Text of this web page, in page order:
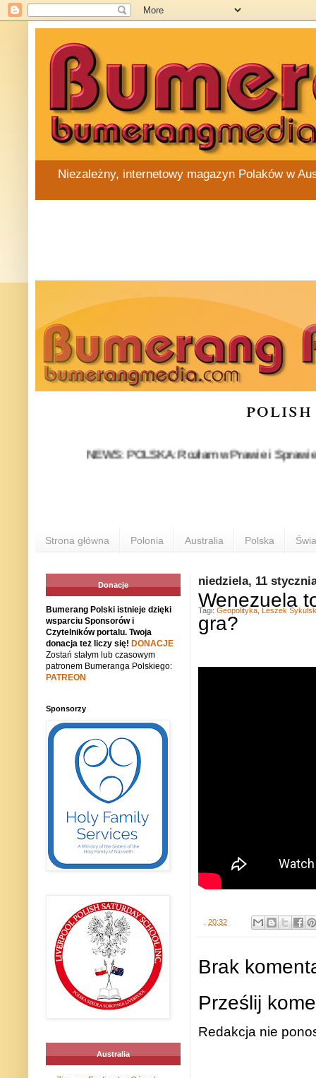
Niezależny, internetowy magazyn Polaków w
NEWS: POLSKA: Rozłam w Prawie i
Strona główna Polonia Australia Polska
niedziela, 11
Wenezuela
gra?
20:32
Tagi: Geopolityka Leszek
Brak
Prześlij
Redakcja nie
Donacje
Bumerang Polski istnieje dzięki
wsparciu Sponsorów i
Czytelników portalu. Twoja
donacja też liczy się! DONACJE
Zostań stałym lub czasowym
patronem Bumeranga Polskiego:
PATREON
Sponsorzy
Australia